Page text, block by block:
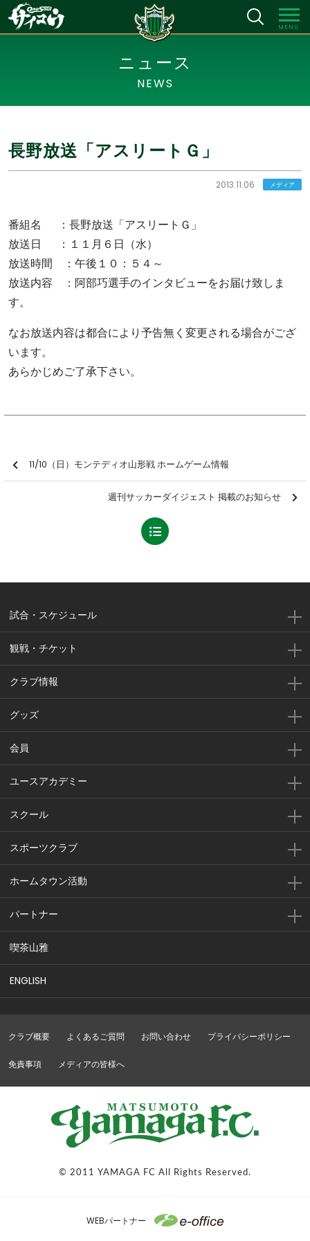
MENU
ニュース
NEWS
長野放送「アスリートＧ」
2013.11.06 メディア
番組名 ：長野放送「アスリートＧ」
放送日 ：１１月６日（水）
放送時間 ：午後１０：５４～
放送内容 ：阿部巧選手のインタビューをお届け致しま
す。
なお放送内容は都合により予告無く変更される場合がござ
います。
あらかじめご了承下さい。
11/10（日）モンテディオ山形戦 ホームゲーム情報
週刊サッカーダイジェスト 掲載のお知らせ
試合・スケジュール
観戦・チケット
クラブ情報
グッズ
会員
ユースアカデミー
スクール
スポーツクラブ
ホームタウン活動
パートナー
喫茶山雅
ENGLISH
クラブ概要 よくあるご質問 お問い合わせ プライバシーポリシー
免責事項 メディアの皆様へ
© 2011 YAMAGA FC All Rights Reserved.
WEBパートナー